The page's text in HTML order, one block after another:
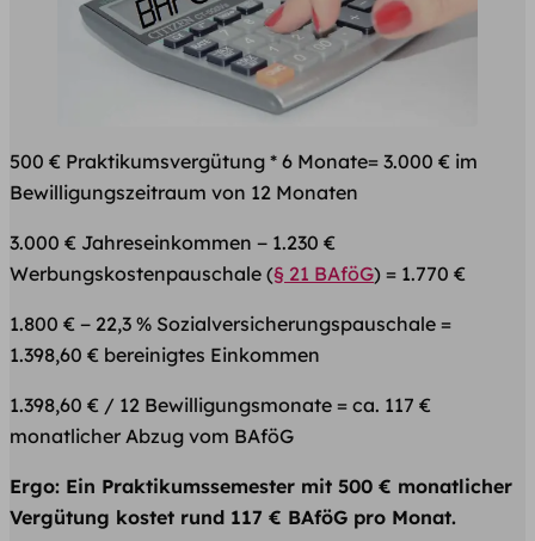
500 € Praktikumsvergütung * 6 Monate= 3.000 € im
Bewilligungszeitraum von 12 Monaten
3.000 € Jahreseinkommen − 1.230 €
Werbungskostenpauschale (§ 21 BAföG) = 1.770 €
1.800 € − 22,3 % Sozialversicherungspauschale =
1.398,60 € bereinigtes Einkommen
1.398,60 € / 12 Bewilligungsmonate = ca. 117 €
monatlicher Abzug vom BAföG
Ergo: Ein Praktikumssemester mit 500 € monatlicher
Vergütung kostet rund 117 € BAföG pro Monat.